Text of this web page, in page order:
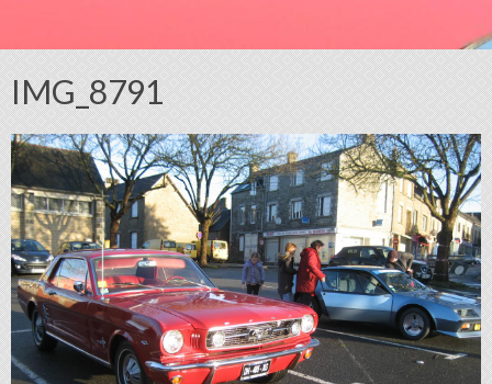
IMG_8791